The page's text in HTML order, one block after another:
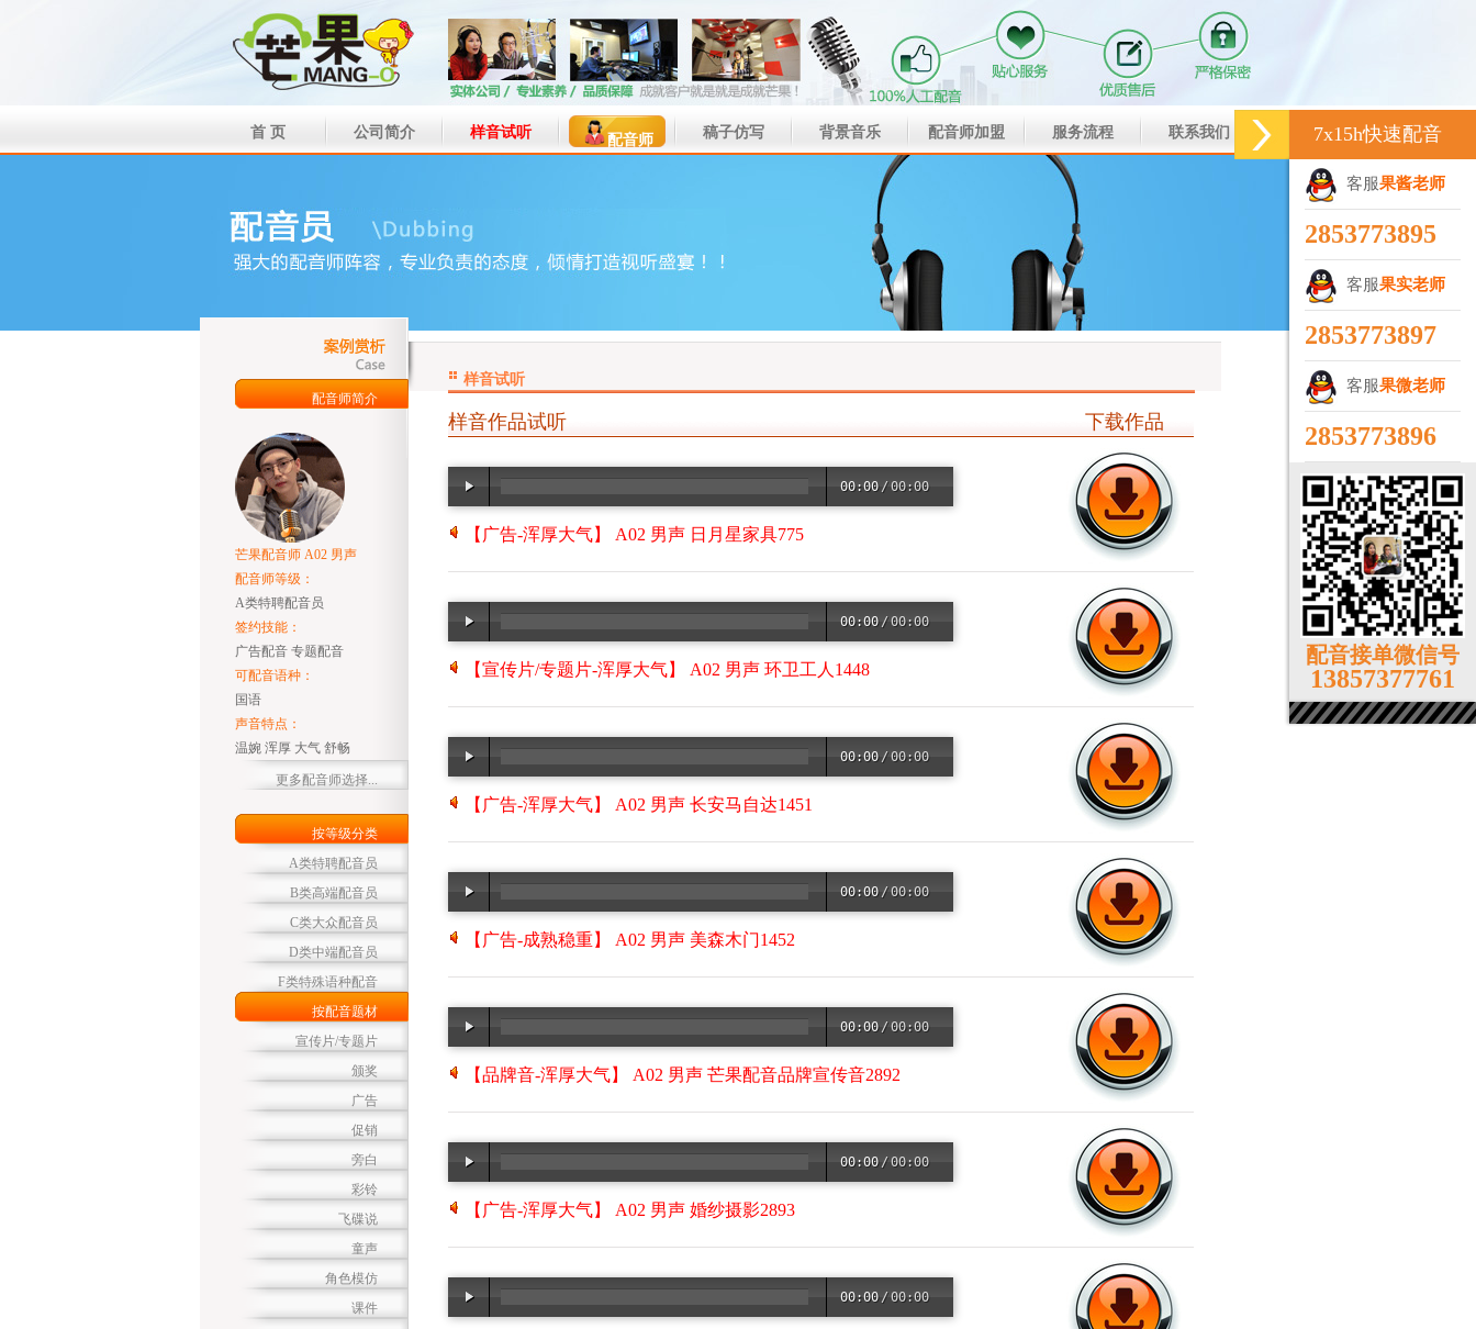
首 页 公司简介 样音试听 配音师 稿子仿写 背景音乐 配音师加盟 服务流程 联系我们 7x15h快速配音
客服果酱老师
2853773895
客服果实老师
2853773897
客服果微老师
2853773896
配音接单微信号
13857377761
配音师简介
芒果配音师 A02 男声
配音师等级：
A类特聘配音员
签约技能：
广告配音 专题配音
可配音语种：
国语
声音特点：
温婉 浑厚 大气 舒畅
更多配音师选择...
按等级分类
A类特聘配音员
B类高端配音员
C类大众配音员
D类中端配音员
F类特殊语种配音
按配音题材
宣传片/专题片
颁奖
广告
促销
旁白
彩铃
飞碟说
童声
角色模仿
课件
样音试听
样音作品试听 下载作品
00:00 /00:00
【广告-浑厚大气】 A02 男声 日月星家具775
00:00 /00:00
【宣传片/专题片-浑厚大气】 A02 男声 环卫工人1448
00:00 /00:00
【广告-浑厚大气】 A02 男声 长安马自达1451
00:00 /00:00
【广告-成熟稳重】 A02 男声 美森木门1452
00:00 /00:00
【品牌音-浑厚大气】 A02 男声 芒果配音品牌宣传音2892
00:00 /00:00
【广告-浑厚大气】 A02 男声 婚纱摄影2893
00:00 /00:00